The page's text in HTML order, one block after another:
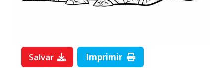
Salvar Imprimir